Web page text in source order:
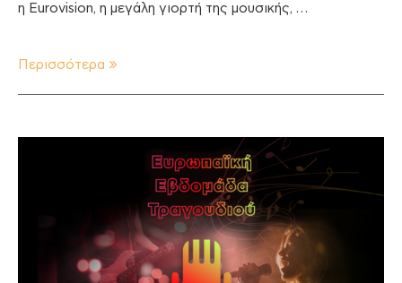
η Eurovision, η μεγάλη γιορτή της μουσικής, …
Περισσότερα